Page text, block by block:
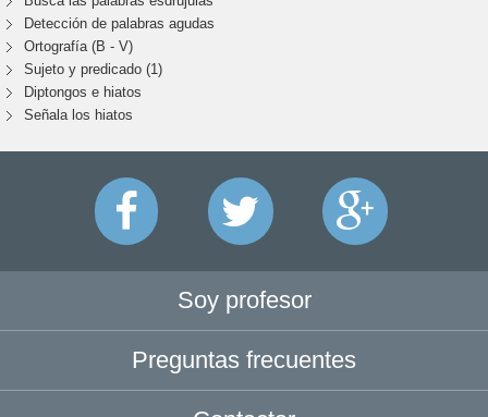
Detección de palabras agudas
Ortografía (B - V)
Sujeto y predicado (1)
Diptongos e hiatos
Señala los hiatos
Soy profesor
Preguntas frecuentes